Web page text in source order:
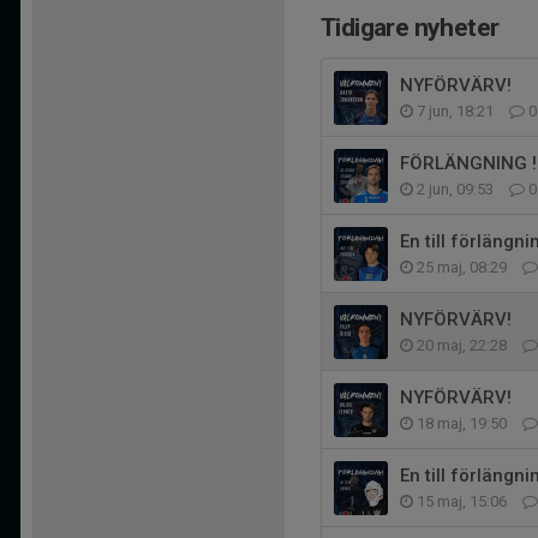
Tidigare nyheter
NYFÖRVÄRV!
7 jun, 18:21 0
FÖRLÄNGNING !
2 jun, 09:53 0
En till
25 maj, 08:29
NYFÖRVÄRV!
20 maj, 22:28
NYFÖRVÄRV!
18 maj, 19:50
En till
15 maj, 15:06